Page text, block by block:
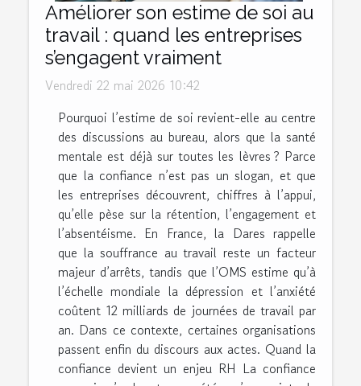
Améliorer son estime de soi au
travail : quand les entreprises
s’engagent vraiment
Vendredi 22 mai 2026 10:42
Pourquoi l’estime de soi revient-elle au centre
des discussions au bureau, alors que la santé
mentale est déjà sur toutes les lèvres ? Parce
que la confiance n’est pas un slogan, et que
les entreprises découvrent, chiffres à l’appui,
qu’elle pèse sur la rétention, l’engagement et
l’absentéisme. En France, la Dares rappelle
que la souffrance au travail reste un facteur
majeur d’arrêts, tandis que l’OMS estime qu’à
l’échelle mondiale la dépression et l’anxiété
coûtent 12 milliards de journées de travail par
an. Dans ce contexte, certaines organisations
passent enfin du discours aux actes. Quand la
confiance devient un enjeu RH La confiance